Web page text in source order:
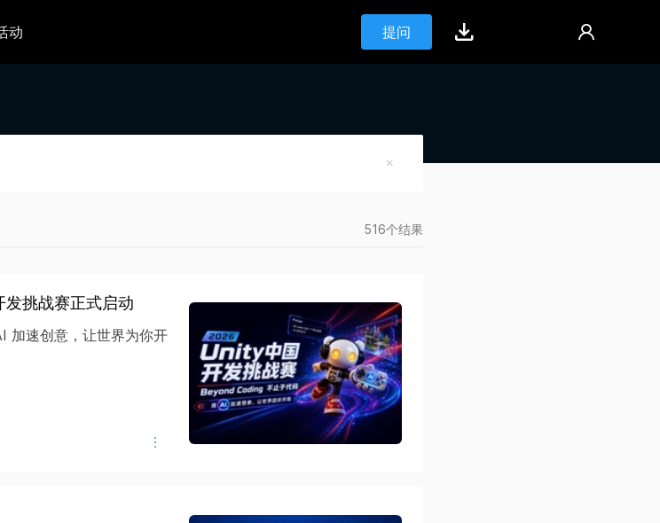
动 提问
516个结果
挑战赛正式启动
加速创意，让世界为你开